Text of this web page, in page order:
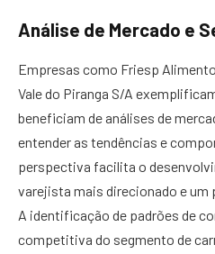
Análise de Mercado e
Empresas como Friesp
Vale do Piranga S/A
beneficiam de análises de
entender as tendências e
perspectiva facilita o
varejista mais direcionado e
A identificação de padrões de
competitiva do segmento de